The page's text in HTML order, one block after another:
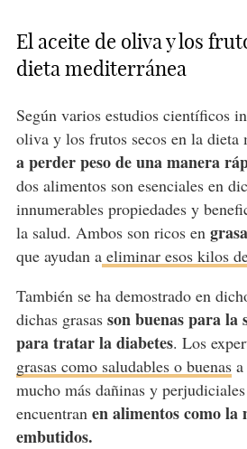
El aceite de oliva y los
dieta mediterránea
Según varios estudios científicos
oliva y los frutos secos en la dieta
a perder peso de una manera
dos alimentos son esenciales en
innumerables propiedades y
la salud. Ambos son ricos en
que ayudan aeliminar esos kilos
También se ha demostrado en
dichas grasas son buenas para la
para tratar la diabetes. Los
grasas como saludables o buenasa
mucho más dañinas y
encuentranen alimentos como la
embutidos.